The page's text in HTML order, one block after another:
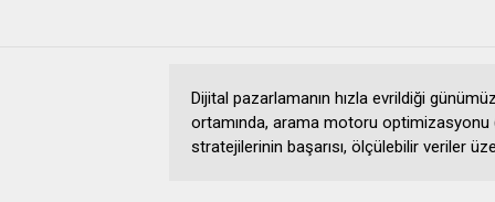
Dijital pazarlamanın hızla evrildiği günümüz
ortamında, arama motoru optimizasyonu
stratejilerinin başarısı, ölçülebilir veriler